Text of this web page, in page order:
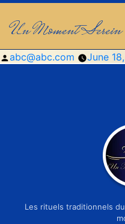
Un Moment Serein
Posted
abc@abc.com June
Les rituels traditionnels